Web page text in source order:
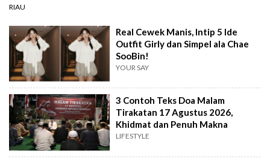
RIAU
Real Cewek Manis, Intip 5 Ide
Outfit Girly dan Simpel ala Chae
SooBin!
YOUR SAY
3 Contoh Teks Doa Malam
Tirakatan 17 Agustus 2026,
Khidmat dan Penuh Makna
LIFESTYLE